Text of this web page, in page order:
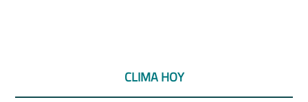
CLIMA HOY